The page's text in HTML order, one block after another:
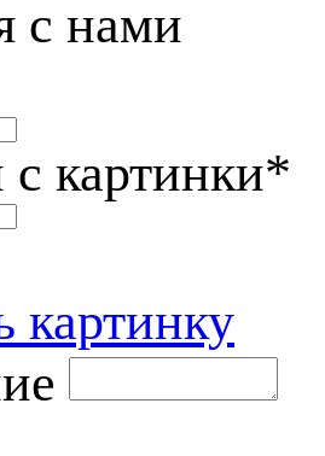
с нами
картинки*
картинку